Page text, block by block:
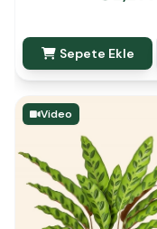
Sepete Ekle
Video